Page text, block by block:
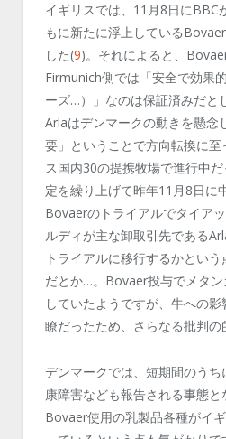
イギリスでは、 11 月 8日にBBC
もに新たに浮上しているBovaer
した(9)。それによると、
Firmunich側では「安全で効果
ーズ…）」なのは保証済みだと
Arlaはデンマークの動きを懸念
要」ということで方向転換に至
ス国内30の提携牧場で進行中
定を繰り上げて昨年11 月 8日に
Bovaerのトライアルでタイア
ルディが主な卸取引先である
トライアルに移行するかとい
だとか…。 Bovaer投与でメタン
していたようですが、牛への
瞭だったため、さらなる批判の
デンマークでは、短期間のう
康障害なども報告される事態
Bovaer使用の乳製品各種がイ